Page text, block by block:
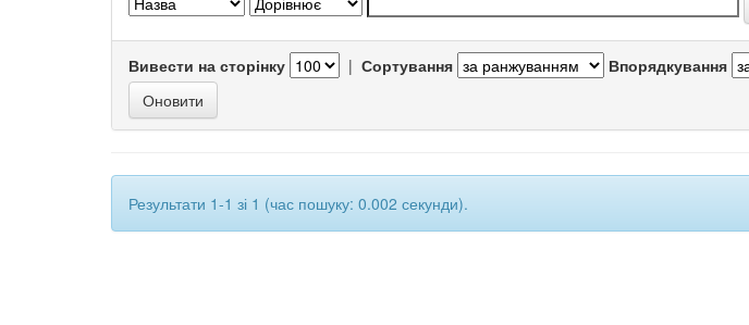
Вивести на сторінку | Сортування Впорядкування
Результати 1-1 зі 1 (час пошуку: 0.002 секунди).